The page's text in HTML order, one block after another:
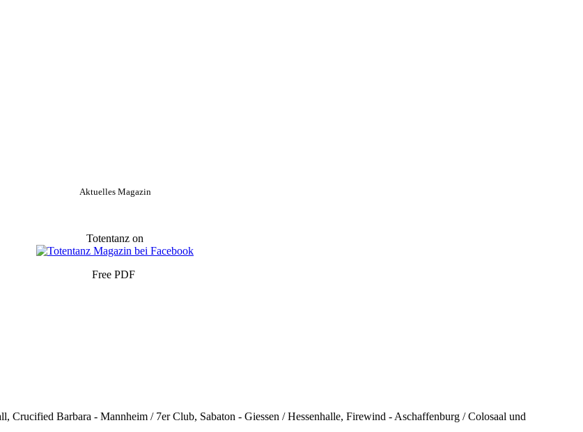
Aktuelles Magazin
Totentanz on
Free PDF
Barbara - Mannheim / 7er Club, Sabaton - Giessen / Hessenhalle, Firewind - Aschaffenburg / Colosaal und